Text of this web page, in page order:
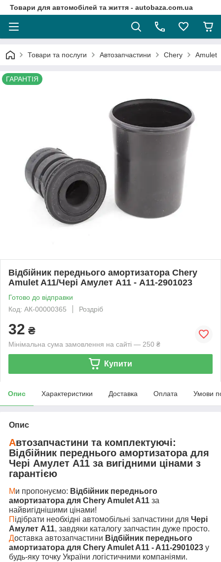
Товари для автомобілей та життя - autobaza.com.ua
Товари та послуги Автозапчастини Chery Amulet
ГАРАНТІЯ
Відбійник переднього амортизатора Chery
Amulet A11/Чері Амулет А11 - A11-2901023
Готово до відправки
Код: АК-00000365
Роздріб
32 ₴
Мінімальна сума замовлення на сайті — 250 ₴
Купити
Опис Характеристики Доставка Оплата Умови
Опис
Автозапчастини та комплектуючі:
Відбійник переднього амортизаторадля
Чері Амулет А11 за вигідними цінами з
гарантією
Ми пропонуємо: Відбійник переднього
амортизатора для Chery Amulet A11 за
найвигіднішими цінами!
П ідібрати необхідні автомобільні запчастини для Чері
Амулет А11, завдяки каталогу запчастин дуже просто.
Доставка автозапчастини Відбійник переднього
амортизатора для Chery Amulet A11 - A11-2901023 у
будь-яку точку України логістичними компаніями.